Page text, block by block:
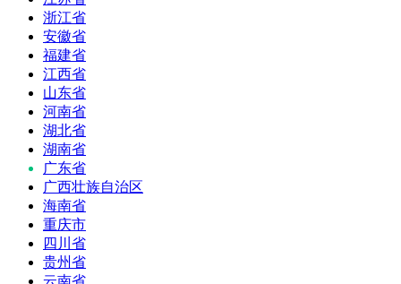
浙江省
安徽省
福建省
江西省
山东省
河南省
湖北省
湖南省
广东省
广西壮族自治区
海南省
重庆市
四川省
贵州省
云南省